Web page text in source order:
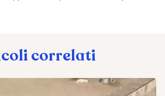
correlati